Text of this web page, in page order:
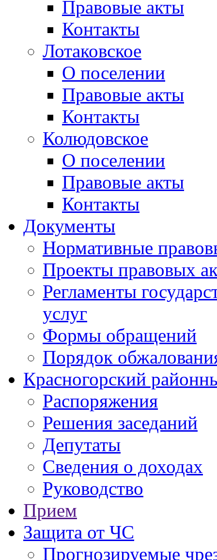
Правовые акты
Контакты
Лотаковское
О поселении
Правовые акты
Контакты
Колюдовское
О поселении
Правовые акты
Контакты
Документы
Нормативные
Проекты правовых
Регламенты
услуг
Формы обращений
Порядок
Красногорский
Распоряжения
Решения заседаний
Депутаты
Сведения о доходах
Руководство
Прием
Защита от ЧС
Прогнозируемые